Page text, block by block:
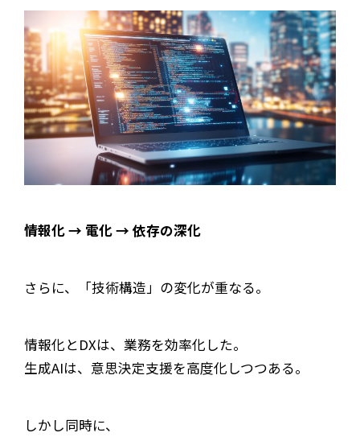
情報化 → 電化 → 依存の深化
さらに、「技術構造」の変化が重なる。
情報化とDXは、業務を効率化した。
生成AIは、意思決定支援を高度化しつつある。
しかし同時に、